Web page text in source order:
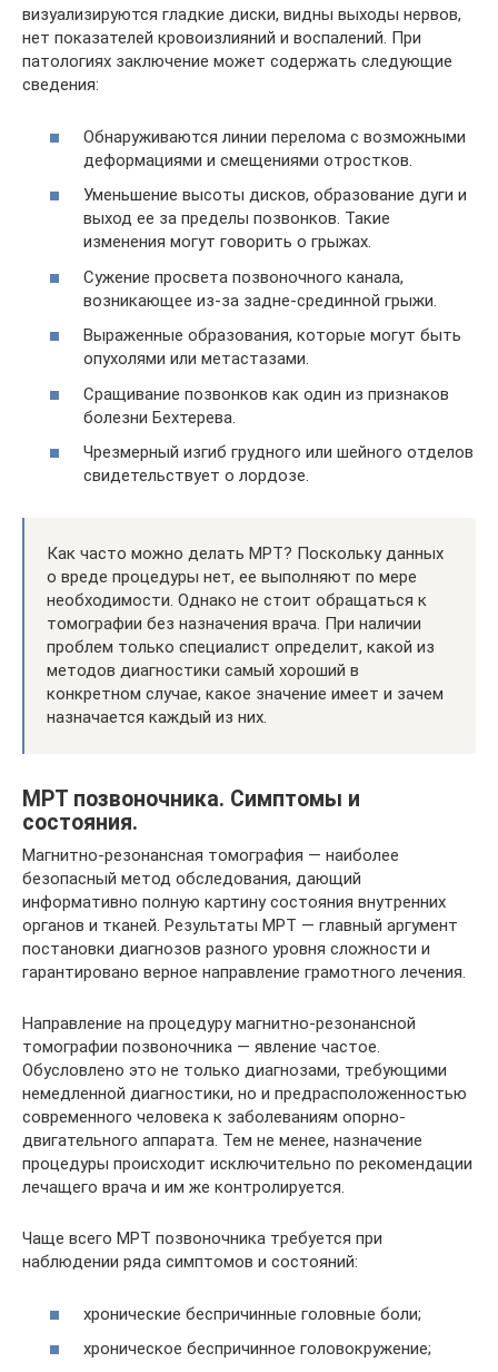
визуализируются гладкие диски, видны выходы нервов,
нет показателей кровоизлияний и воспалений. При
патологиях заключение может содержать следующие
сведения:
Обнаруживаются линии перелома с возможными
деформациями и смещениями отростков.
Уменьшение высоты дисков, образование дуги и
выход ее за пределы позвонков. Такие
изменения могут говорить о грыжах.
Сужение просвета позвоночного канала,
возникающее из-за задне-срединной грыжи.
Выраженные образования, которые могут быть
опухолями или метастазами.
Сращивание позвонков как один из признаков
болезни Бехтерева.
Чрезмерный изгиб грудного или шейного отделов
свидетельствует о лордозе.
Как часто можно делать МРТ? Поскольку данных
о вреде процедуры нет, ее выполняют по мере
необходимости. Однако не стоит обращаться к
томографии без назначения врача. При наличии
проблем только специалист определит, какой из
методов диагностики самый хороший в
конкретном случае, какое значение имеет и зачем
назначается каждый из них.
МРТ позвоночника. Симптомы и
состояния.
Магнитно-резонансная томография — наиболее
безопасный метод обследования, дающий
информативно полную картину состояния внутренних
органов и тканей. Результаты МРТ — главный аргумент
постановки диагнозов разного уровня сложности и
гарантировано верное направление грамотного лечения.
Направление на процедуру магнитно-резонансной
томографии позвоночника — явление частое.
Обусловлено это не только диагнозами, требующими
немедленной диагностики, но и предрасположенностью
современного человека к заболеваниям опорно-
двигательного аппарата. Тем не менее, назначение
процедуры происходит исключительно по рекомендации
лечащего врача и им же контролируется.
Чаще всего МРТ позвоночника требуется при
наблюдении ряда симптомов и состояний:
хронические беспричинные головные боли;
хроническое беспричинное головокружение;